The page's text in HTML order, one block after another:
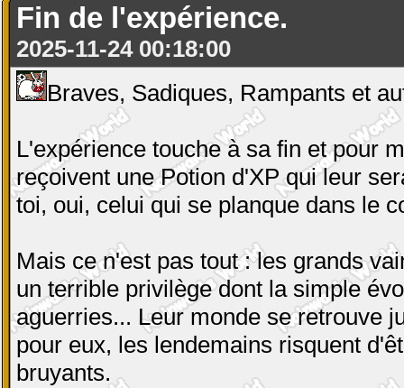
Fin de l'expérience.
2025-11-24 00:18:00
Braves, Sadiques, Rampants et
L'expérience touche à sa fin et pour
reçoivent une Potion d'XP qui leur
toi, oui, celui qui se planque dans le
Mais ce n'est pas tout : les grands
un terrible privilège dont la simple
aguerries... Leur monde se retrouve
pour eux, les lendemains risquent
bruyants.